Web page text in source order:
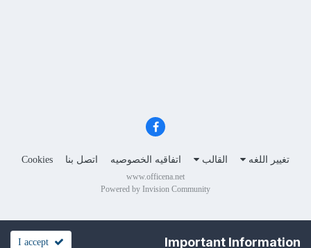
تغيير اللغه القالب اتفاقيه الخصوصيه اتصل بنا Cookies
www.officena.net
Powered by Invision Community
Important Information